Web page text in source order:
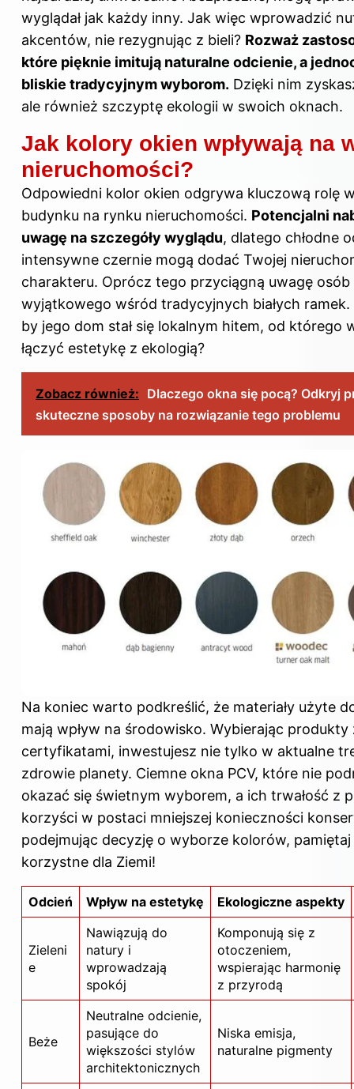
wyglądał jak każdy inny. Jak więc wprowadzić
akcentów, nie rezygnując z bieli? Rozważ
które pięknie imitują naturalne odcienie, a
bliskie tradycyjnym wyborom. Dzięki nim
ale również szczyptę ekologii w swoich oknach.
Jak kolory okien wpływają na
nieruchomości?
Odpowiedni kolor okien odgrywa kluczową rolę
budynku na rynku nieruchomości. Potencjalni
uwagę na szczegóły wyglądu, dlatego chłodne
intensywne czernie mogą dodać Twojej
charakteru. Oprócz tego przyciągną uwagę
wyjątkowego wśród tradycyjnych białych
by jego dom stał się lokalnym hitem, od którego
łączyć estetykę z ekologią?
Zobacz również: Dlaczego okna się pocą? Odkryj
skuteczne sposoby na rozwiązanie tego problemu
Na koniec warto podkreślić, że materiały użyte
mają wpływ na środowisko. Wybierając
certyfikatami, inwestujesz nie tylko w aktualne
zdrowie planety. Ciemne okna PCV, które nie
okazać się świetnym wyborem, a ich trwałość z
korzyści w postaci mniejszej konieczności
podejmując decyzję o wyborze kolorów,
korzystne dla Ziemi!
Odcień Wpływ na estetykę Ekologiczne aspekty
Zieleni
e
Nawiązują do
natury i
wprowadzają
spokój
Komponują się z
otoczeniem,
wspierając harmonię
z przyrodą
Beże
Neutralne odcienie,
pasujące do
większości stylów
architektonicznych
Niska emisja,
naturalne pigmenty